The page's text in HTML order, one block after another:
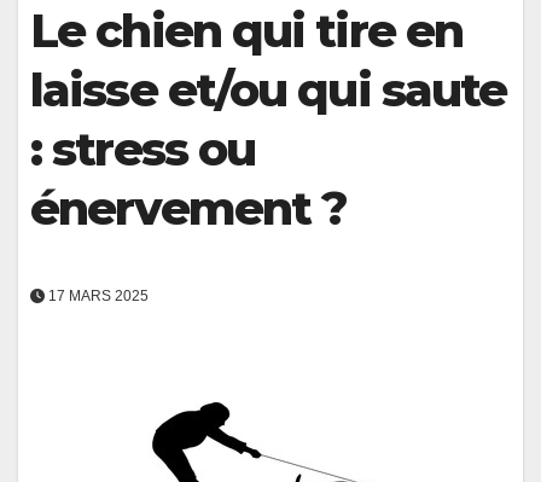
Le chien qui tire en
laisse et/ou qui saute
: stress ou
énervement ?
17 MARS 2025